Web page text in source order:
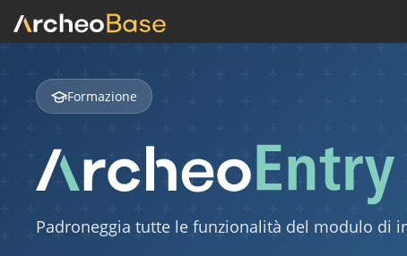
Formazione
Padroneggia tutte le funzionalità del modulo di
FORMA
04:26
Visualizzazione delle associazioni